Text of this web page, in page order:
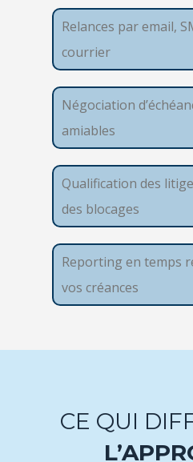
Relances par email,
courrier
Négociation
amiables
Qualification des
des blocages
Reporting en temps
vos créances
CE QUI